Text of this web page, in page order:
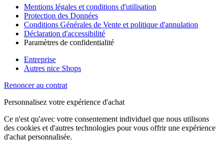
Mentions légales et conditions d'utilisation
Protection des Données
Conditions Générales de Vente et politique d'annulation
Déclaration d'accessibilité
Paramètres de confidentialité
Entreprise
Autres nice Shops
Renoncer au contrat
Personnalisez votre expérience d'achat
Ce n'est qu'avec votre consentement individuel que nous utilisons
des cookies et d'autres technologies pour vous offrir une expérience
d'achat personnalisée.